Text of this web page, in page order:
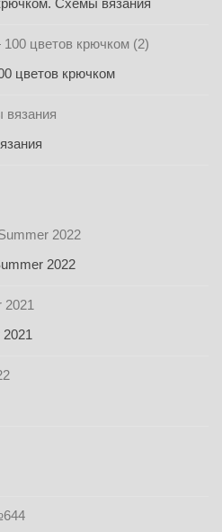
Схемы вязания
цветов крючком
2022